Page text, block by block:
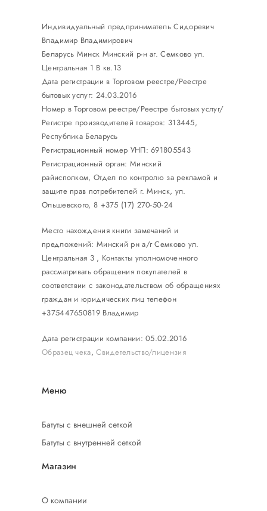
Индивидуальный предприниматель Сидоревич
Владимир Владимирович
Беларусь Минск Минский р-н аг. Семково ул.
Центральная 1 В кв.13
Дата регистрации в Торговом реестре/Реестре
бытовых услуг: 24.03.2016
Номер в Торговом реестре/Реестре бытовых услуг/
Регистре производителей товаров: 313445,
Республика Беларусь
Регистрационный номер УНП: 691805543
Регистрационный орган: Минский
райисполком, Отдел по контролю за рекламой и
защите прав потребителей г. Минск, ул.
Ольшевского, 8 +375 (17) 270-50-24
Место нахождения книги замечаний и
предложений: Минский рн а/г Семково ул.
Центральная 3 , Контакты уполномоченного
рассматривать обращения покупателей в
соответствии с законодательством об обращениях
граждан и юридических лиц телефон
+375447650819 Владимир
Дата регистрации компании: 05.02.2016
Образец чека,Свидетельство/лицензия
Меню
Батуты с внешней сеткой
Батуты с внутренней сеткой
Магазин
О компании